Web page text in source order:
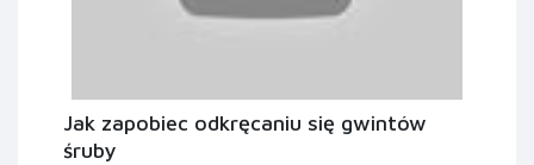
Jak zapobiec odkręcaniu się gwintów
śruby